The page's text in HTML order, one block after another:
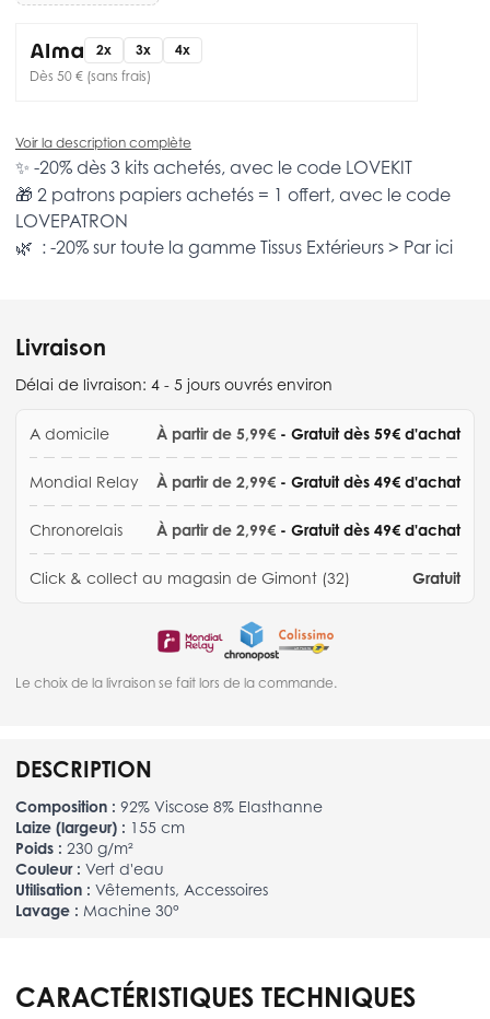
2x 3x
4x
Dès 50 € (sans frais)
Voir la description complète
✨ -20% dès 3 kits achetés, avec le code LOVEKIT
🎁 2 patrons papiers achetés = 1 offert, avec le code
LOVEPATRON
🌿 : -20% sur toute la gamme Tissus Extérieurs > Par ici
Livraison
Délai de livraison: 4 - 5 jours ouvrés environ
A domicile À partir de 5,99€ - Gratuit dès 59€ d'achat
Mondial Relay À partir de 2,99€ - Gratuit dès 49€ d'achat
Chronorelais À partir de 2,99€ - Gratuit dès 49€ d'achat
Click & collect au magasin de Gimont (32) Gratuit
Le choix de la livraison se fait lors de la commande.
DESCRIPTION
Composition : 92% Viscose 8% Elasthanne
Laize (largeur) : 155 cm
Poids : 230 g/m²
Couleur : Vert d'eau
Utilisation : Vêtements, Accessoires
Lavage : Machine 30°
CARACTÉRISTIQUES TECHNIQUES